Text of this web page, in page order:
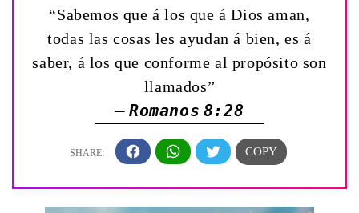
“Sabemos que á los que á Dios aman,
todas las cosas les ayudan á bien, es á
saber, á los que conforme al propósito son
llamados”
— Romanos 8:28